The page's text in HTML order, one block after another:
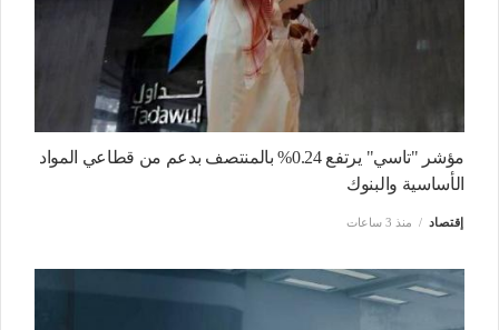
مؤشر "تاسي" يرتفع 0.24% بالمنتصف بدعم من قطاعي المواد
الأساسية والبنوك
إقتصاد منذ 3 ساعات